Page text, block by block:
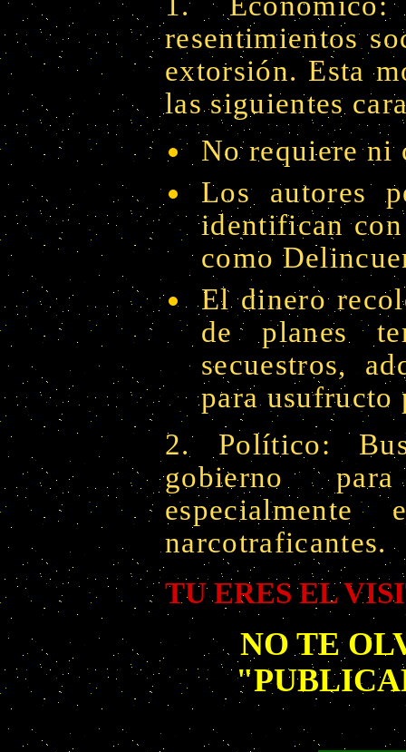
resentimientos
extorsión. Esta
las siguientes
No requiere
Los autores
identifican con
como
El dinero
de planes
secuestros,
para
2. Político:
gobierno
narcotraficantes.
TU ERES EL
NO TE
"PUBLICA